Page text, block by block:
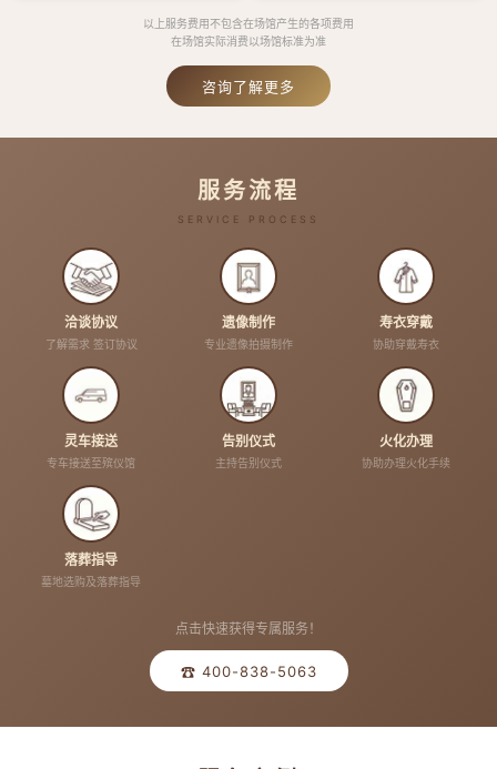
以上服务费用不包含在场馆产生的各项费用
在场馆实际消费以场馆标准为准
咨询了解更多
服务流程
SERVICE PROCESS
洽谈协议
了解需求 签订协议
遗像制作
专业遗像拍摄制作
寿衣穿戴
协助穿戴寿衣
灵车接送
专车接送至殡仪馆
告别仪式
主持告别仪式
火化办理
协助办理火化手续
落葬指导
墓地选购及落葬指导
点击快速获得专属服务！
☎ 400-838-5063